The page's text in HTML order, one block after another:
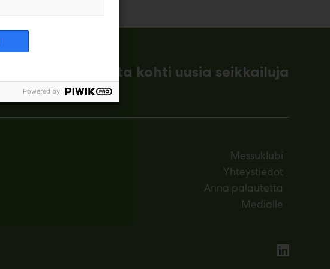
Erämessuilta kohti uusia seikkailuja
Messuklubi
Yhteystiedot
Anna palautetta
Medialle
Powered by